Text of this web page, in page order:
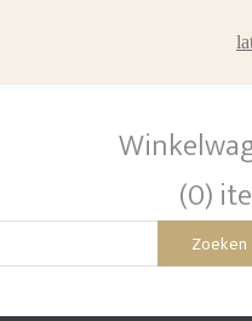
(0)
Zoeken